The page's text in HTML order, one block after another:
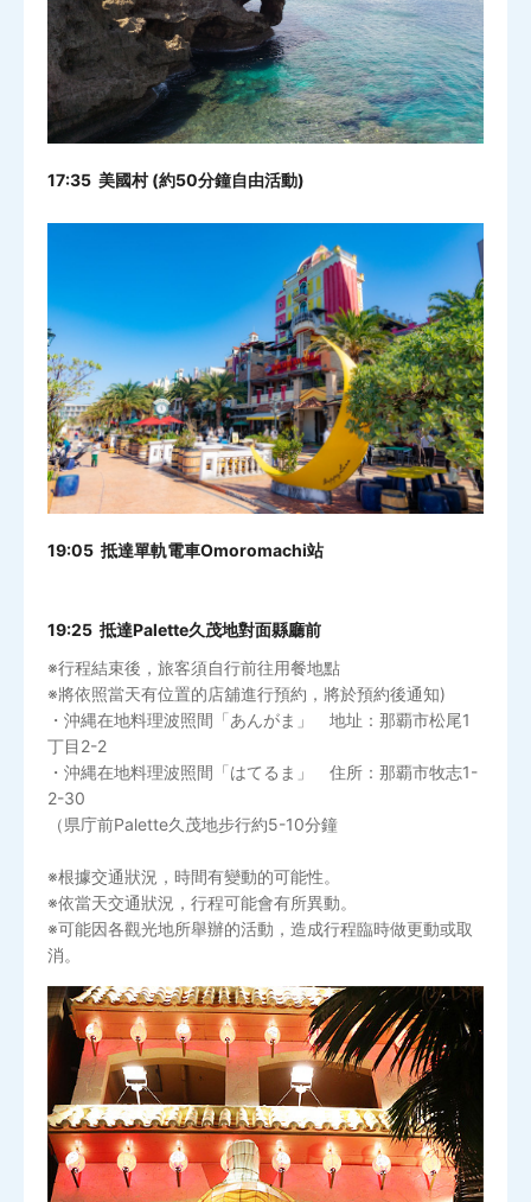
17:35 美國村 (約50分鐘自由活動)
19:05 抵達單軌電車Omoromachi站
19:25 抵達Palette久茂地對面縣廳前
※行程結束後，旅客須自行前往用餐地點
※將依照當天有位置的店舖進行預約，將於預約後通知)
・沖縄在地料理波照間「あんがま」 地址：那覇市松尾1
丁目2-2
・沖縄在地料理波照間「はてるま」 住所：那覇市牧志1-
2-30
（県庁前Palette久茂地步行約5-10分鐘
※根據交通狀況，時間有變動的可能性。
※依當天交通狀況，行程可能會有所異動。
※可能因各觀光地所舉辦的活動，造成行程臨時做更動或取
消。